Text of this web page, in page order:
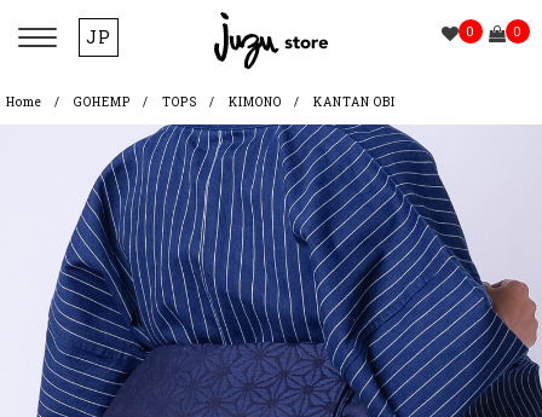
JP 0 0
Home GOHEMP TOPS KIMONO KANTAN OBI